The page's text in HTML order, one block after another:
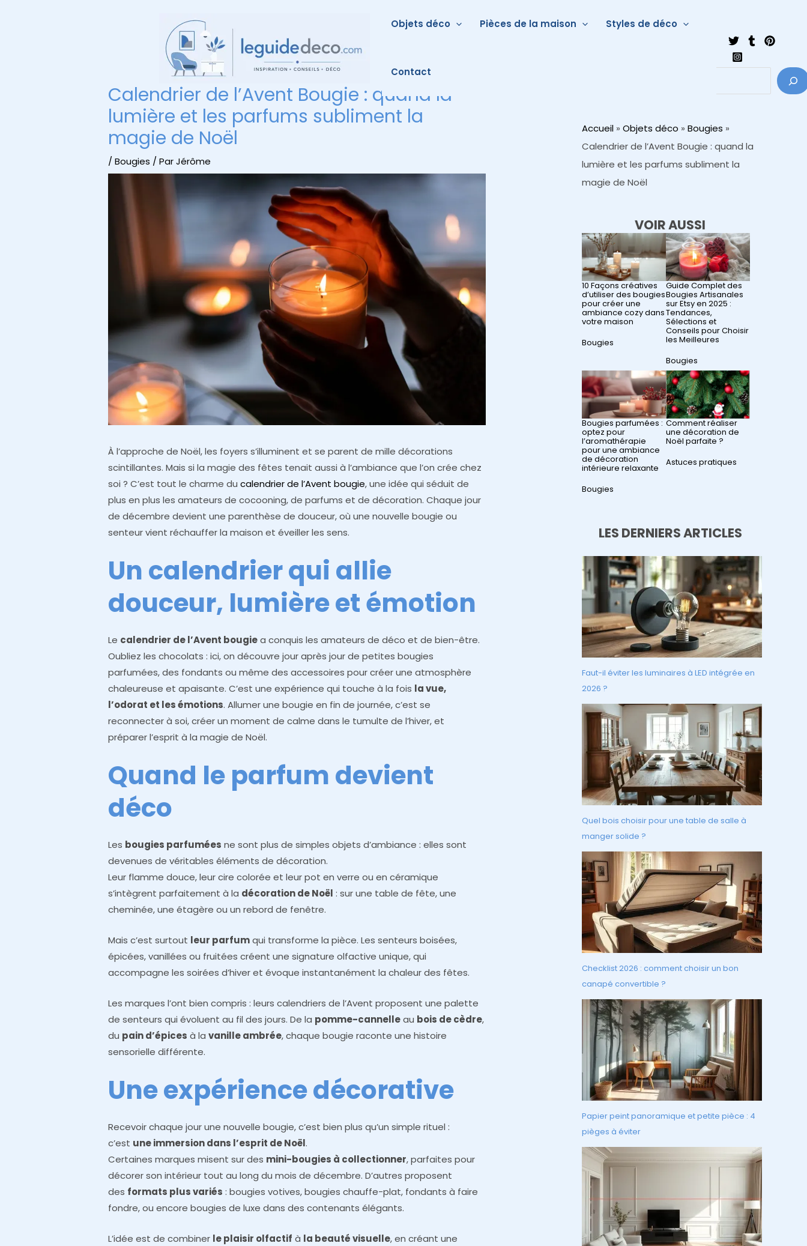
Objets déco Pièces de la maison Styles de déco
Contact
Calendrier de l’Avent Bougie : quand la
lumière et les parfums subliment la
magie de Noël
/Bougies / ParJérôme
À l’approche de Noël, les foyers s’illuminent et se parent de mille décorations
scintillantes. Mais si la magie des fêtes tenait aussi à l’ambiance que l’on crée chez
soi ? C’est tout le charme ducalendrier de l’Avent bougie, une idée qui séduit de
plus en plus les amateurs de cocooning, de parfums et de décoration. Chaque jour
de décembre devient une parenthèse de douceur, où une nouvelle bougie ou
senteur vient réchauffer la maison et éveiller les sens.
Un calendrier qui allie
douceur, lumière et émotion
Le calendrier de l’Avent bougiea conquis les amateurs de déco et de bien-être.
Oubliez les chocolats : ici, on découvre jour après jour de petites bougies
parfumées, des fondants ou même des accessoires pour créer une atmosphère
chaleureuse et apaisante. C’est une expérience qui touche à la fois la vue,
l’odorat et les émotions. Allumer une bougie en fin de journée, c’est se
reconnecter à soi, créer un moment de calme dans le tumulte de l’hiver, et
préparer l’esprit à la magie de Noël.
Quand le parfum devient
déco
Les bougies parfumées ne sont plus de simples objets d’ambiance : elles sont
devenues de véritables éléments de décoration.
Leur flamme douce, leur cire colorée et leur pot en verre ou en céramique
s’intègrent parfaitement à la décoration de Noël : sur une table de fête, une
cheminée, une étagère ou un rebord de fenêtre.
Mais c’est surtout leur parfumqui transforme la pièce. Les senteurs boisées,
épicées, vanillées ou fruitées créent une signature olfactive unique, qui
accompagne les soirées d’hiver et évoque instantanément la chaleur des fêtes.
Les marques l’ont bien compris : leurs calendriers de l’Avent proposent une palette
de senteurs qui évoluent au fil des jours. De la pomme-cannelleau bois de cèdre,
du pain d’épices à lavanille ambrée, chaque bougie raconte une histoire
sensorielle différente.
Une expérience décorative
Recevoir chaque jour une nouvelle bougie, c’est bien plus qu’un simple rituel :
c’est une immersion dans l’esprit de Noël.
Certaines marques misent sur des mini-bougies à collectionner, parfaites pour
décorer son intérieur tout au long du mois de décembre. D’autres proposent
des formats plus variés : bougies votives, bougies chauffe-plat, fondants à faire
fondre, ou encore bougies de luxe dans des contenants élégants.
L’idée est de combiner le plaisir olfactif à la beauté visuelle, en créant une
Accueil » Objets déco » Bougies »
Calendrier de l’Avent Bougie : quand la
lumière et les parfums subliment la
magie de Noël
VOIR AUSSI
10 Façons créatives
d’utiliser des bougies
pour créer une
ambiance cozy dans
votre maison
Par rapport à
Bougies
Guide Complet des
Bougies Artisanales
sur Etsy en 2025 :
Tendances,
Sélections et
Conseils pour Choisir
les Meilleures
Par rapport à
Bougies
Bougies parfumées :
optez pour
l’aromathérapie
pour une ambiance
de décoration
intérieure relaxante
Par rapport à
Bougies
Comment réaliser
une décoration de
Noël parfaite ?
Par rapport à
Astuces pratiques
LES DERNIERS ARTICLES
Faut-il éviter les luminaires à LED intégrée en
2026 ?
Quel bois choisir pour une table de salle à
manger solide ?
Checklist 2026 : comment choisir un bon
canapé convertible ?
Papier peint panoramique et petite pièce : 4
pièges à éviter